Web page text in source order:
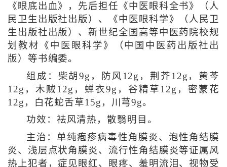
《眼底出血》，先后担任《中医眼科全书》（人
民卫生出版社出版）、《中医眼科学》（人民卫
生出版社出版）、新世纪全国高等中医药院校规
划教材《中医眼科学》（中国中医药出版社出
版）等书编委。
组成：柴胡9g，防风12g，荆芥12g，黄芩
12g，木贼12g，蝉衣9g，谷精草12g，密蒙花
12g，白花蛇舌草15g，川芎9g。
功效：祛风清热，散翳明目。
主治：单纯疱疹病毒性角膜炎、泡性角结膜
炎、浅层点状角膜炎、流行性角结膜炎等证属风
热上犯者，症见眼红、眼疼、羞明流泪、视物受